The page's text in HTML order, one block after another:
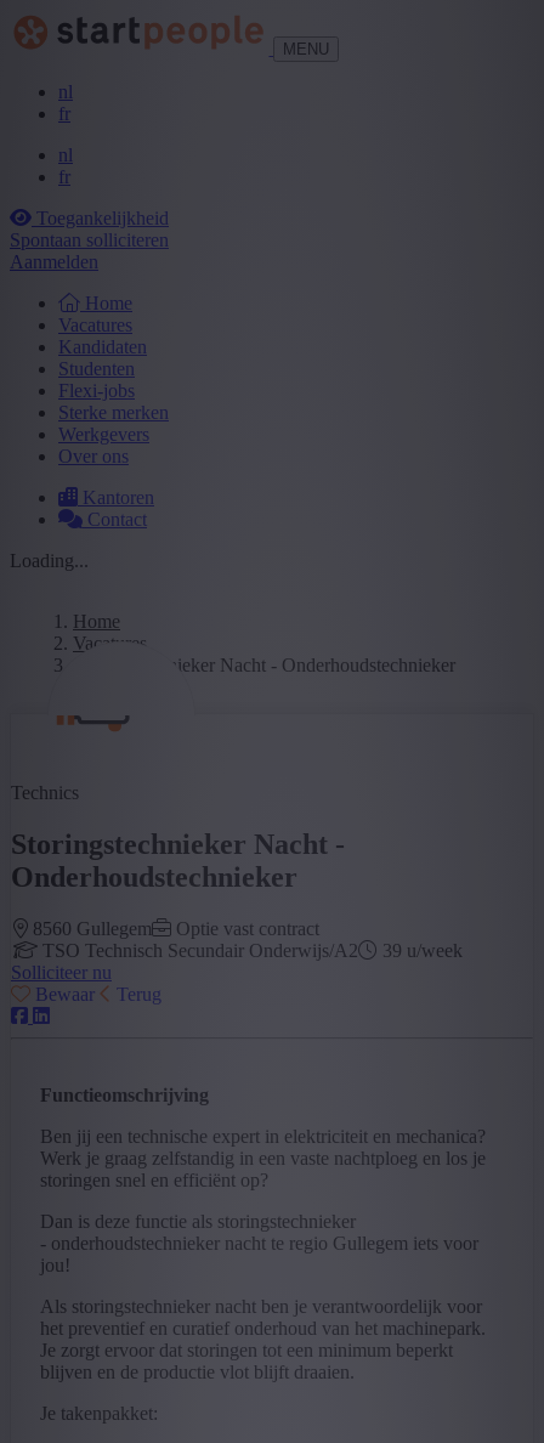
MENU
nl
fr
nl
fr
Toegankelijkheid
Spontaan solliciteren
Aanmelden
Home
Vacatures
Kandidaten
Studenten
Flexi-jobs
Sterke merken
Werkgevers
Over ons
Kantoren
Contact
Loading...
Home
Vacatures
Storingstechnieker Nacht - Onderhoudstechnieker
Technics
Storingstechnieker Nacht -
Onderhoudstechnieker
8560 Gullegem
Optie vast contract
TSO Technisch Secundair Onderwijs/A2
39 u/week
Solliciteer nu
Bewaar
Terug
Functieomschrijving
Ben jij een technische expert in elektriciteit en mechanica?
Werk je graag zelfstandig in een vaste nachtploeg en los je
storingen snel en efficiënt op?
Dan is deze functie als storingstechnieker
- onderhoudstechnieker nacht te regio Gullegem iets voor
jou!
Als storingstechnieker nacht ben je verantwoordelijk voor
het preventief en curatief onderhoud van het machinepark.
Je zorgt ervoor dat storingen tot een minimum beperkt
blijven en de productie vlot blijft draaien.
Je takenpakket: